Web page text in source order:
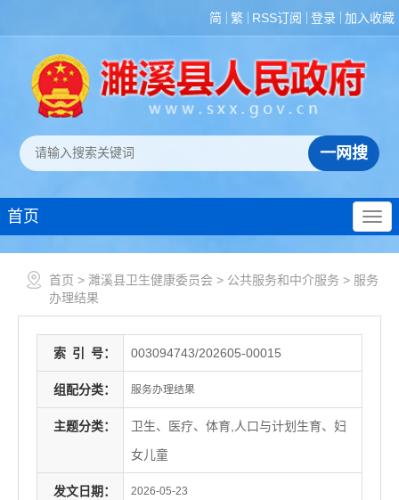
简 繁 RSS订阅 登录 加入收藏
首页
首页 > 濉溪县卫生健康委员会 > 公共服务和中介服务 > 服务
办理结果
索 引 号： 003094743/202605-00015
组配分类： 服务办理结果
主题分类：
卫生、医疗、体育,人口与计划生育、妇
女儿童
发文日期： 2026-05-23